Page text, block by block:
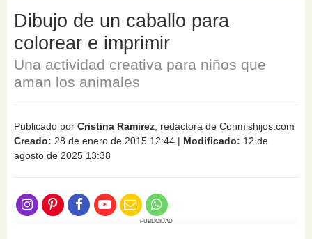
Dibujo de un caballo para
colorear e imprimir
Una actividad creativa para niños que
aman los animales
Publicado por Cristina Ramirez, redactora de Conmishijos.com
Creado: 28 de enero de 2015 12:44 | Modificado: 12 de
agosto de 2025 13:38
PUBLICIDAD